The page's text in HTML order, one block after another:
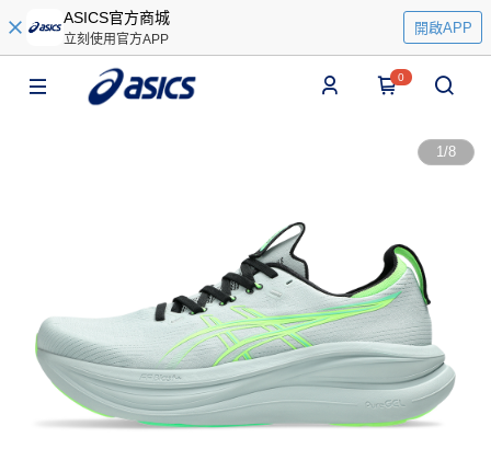
ASICS官方商城
立刻使用官方APP
開啟APP
0
1/8